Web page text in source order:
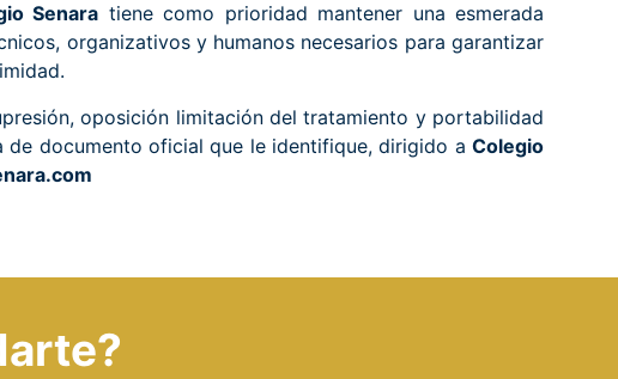
Senara tiene como prioridad mantener una esmerada
organizativos y humanos necesarios para garantizar
oposición limitación del tratamiento y portabilidad
de documento oficial que le identifique, dirigido a Colegio